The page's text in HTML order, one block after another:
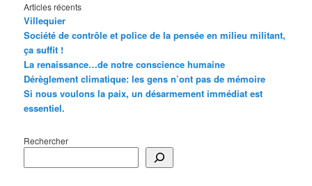
Articles récents
Villequier
Société de contrôle et police de la pensée en milieu militant,
ça suffit !
La renaissance…de notre conscience humaine
Dérèglement climatique: les gens n’ont pas de mémoire
Si nous voulons la paix, un désarmement immédiat est
essentiel.
Rechercher